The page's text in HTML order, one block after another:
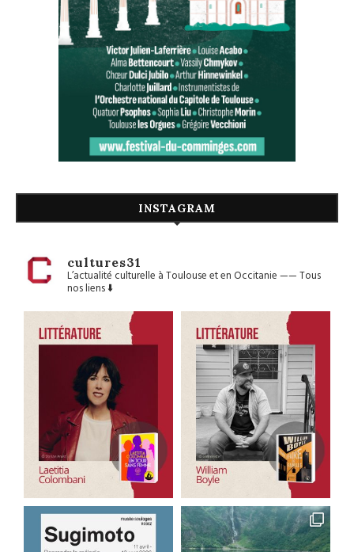
INSTAGRAM
cultures31
L’actualité culturelle à Toulouse et en Occitanie——Tous
nos liens ⬇️